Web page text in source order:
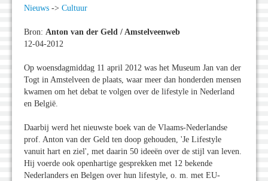
Nieuws -> Cultuur
Bron: Anton van der Geld / Amstelveenweb
12-04-2012
Op woensdagmiddag 11 april 2012 was het Museum Jan van der
Togt in Amstelveen de plaats, waar meer dan honderden mensen
kwamen om het debat te volgen over de lifestyle in Nederland
en België.
Daarbij werd het nieuwste boek van de Vlaams-Nederlandse
prof. Anton van der Geld ten doop gehouden, 'Je Lifestyle
vanuit hart en ziel', met daarin 50 ideeën over de stijl van leven.
Hij voerde ook openhartige gesprekken met 12 bekende
Nederlanders en Belgen over hun lifestyle, o. m. met EU-